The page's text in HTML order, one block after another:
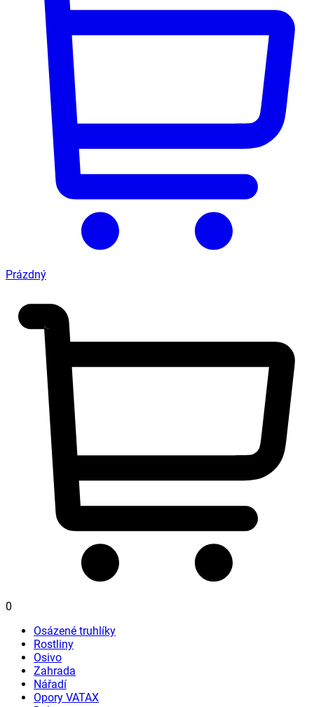
Prázdný
0
Osázené truhlíky
Rostliny
Osivo
Zahrada
Nářadí
Opory VATAX